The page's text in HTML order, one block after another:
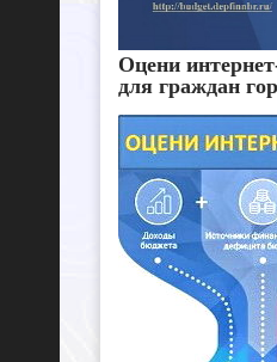
Оцени
для граждан